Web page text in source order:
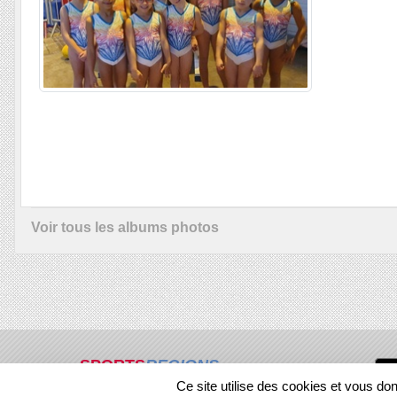
Voir tous les albums photos
SPORTSREGIONS
visites
Ce site utilise des cookies et vous